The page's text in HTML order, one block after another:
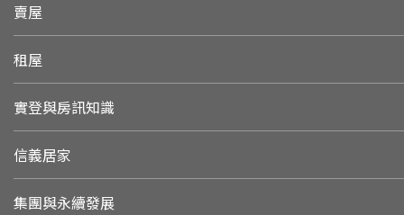
賣屋
租屋
實登與房訊知識
信義居家
集團與永續發展